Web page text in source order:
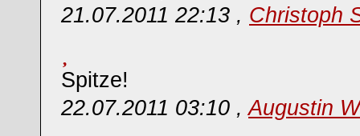
21.07.2011 22:13 , Christoph
Spitze!
22.07.2011 03:10 ,Augustin